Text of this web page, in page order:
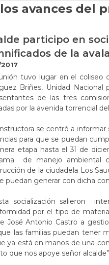
avances del
participo en
de la
tuvo lugar en el coliseo
Briñes, Unidad
de las tres
por la avenida torrencial
se centró a
para que se puedan
etapa hasta el 31 de
de manejo ambiental
de la ciudadela Los
puedan generar con dicha
socialización salieron
por el tipo de
José Antonio Castro a
las familias puedan tener
ya está en manos de una
que nos apoye señor